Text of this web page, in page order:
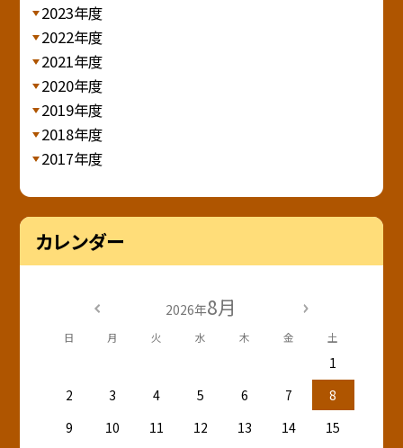
2023年度
2022年度
2021年度
2020年度
2019年度
2018年度
2017年度
カレンダー
2026年8月
日 月 火 水 木 金 土
1
2
3 4 5 6 7
8
9
10 11 12 13 14
15